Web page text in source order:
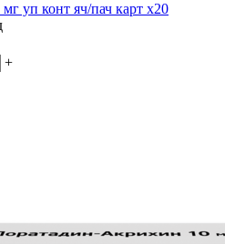
уп конт яч/пач карт x20
+